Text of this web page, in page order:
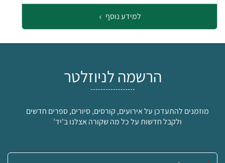
למידע נוסף
הרשמה לניוזלטר
מוזמנים להתעדכן על אירועים, קורסים, סיורים, ספרים חדשים
ולקבל חדשות על כל מה שקורה אצלנו ב'יד'
אימייל: